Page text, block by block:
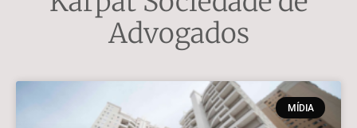
Advogados
MÍDIA